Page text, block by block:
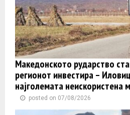
Македонското рударство
регионот инвестира –
најголемата неискористена
posted on 07/08/2026